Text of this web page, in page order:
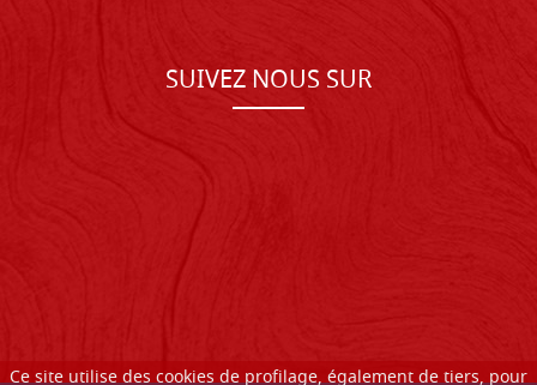
Ce site utilise des cookies de profilage, également de tiers, pour
SUIVEZ NOUS SUR